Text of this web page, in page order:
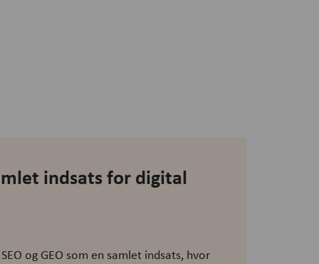
indsats for digital
og GEO som en samlet indsats, hvor